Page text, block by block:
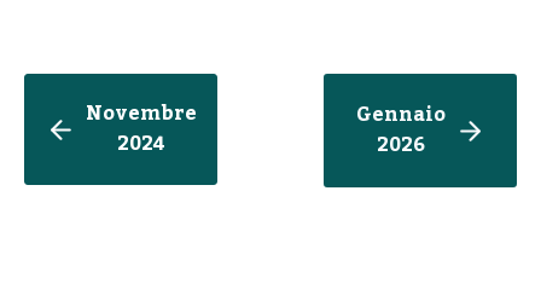
Novembre
2024
Gennaio
2026